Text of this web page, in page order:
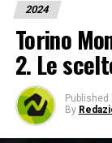
2024
Torino
2. Le
Published
By